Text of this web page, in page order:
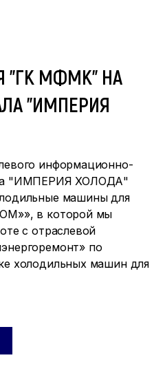
"ГК МФМК" НА
"ИМПЕРИЯ
информационно-
"ИМПЕРИЯ ХОЛОДА"
машины для
в которой мы
с отраслевой
по
холодильных машин для